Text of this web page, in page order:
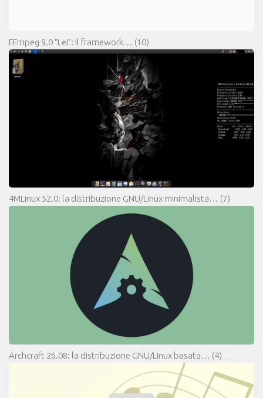
FFmpeg 9.0 “Lei”: il framework… (10)
4MLinux 52.0: la distribuzione GNU/Linux minimalista… (7)
Archcraft 26.08: la distribuzione GNU/Linux basata… (4)